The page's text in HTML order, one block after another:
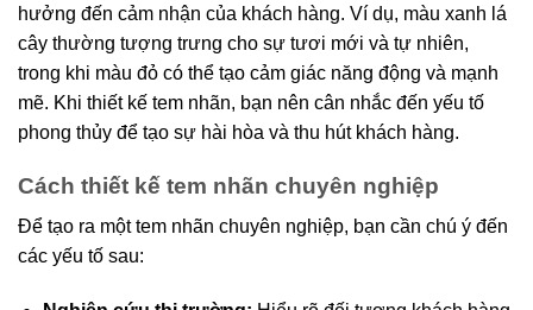
hưởng đến cảm nhận của khách hàng. Ví dụ, màu xanh lá
cây thường tượng trưng cho sự tươi mới và tự nhiên,
trong khi màu đỏ có thể tạo cảm giác năng động và mạnh
mẽ. Khi thiết kế tem nhãn, bạn nên cân nhắc đến yếu tố
phong thủy để tạo sự hài hòa và thu hút khách hàng.
Cách thiết kế tem nhãn chuyên nghiệp
Để tạo ra một tem nhãn chuyên nghiệp, bạn cần chú ý đến
các yếu tố sau: